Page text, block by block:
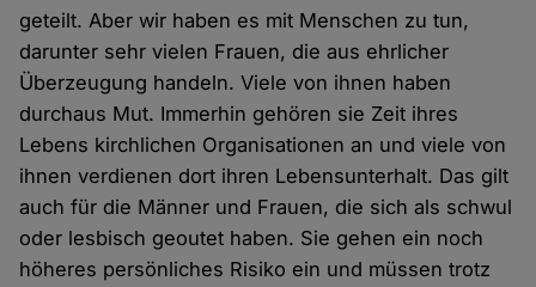
geteilt. Aber wir haben es mit Menschen zu tun,
darunter sehr vielen Frauen, die aus ehrlicher
Überzeugung handeln. Viele von ihnen haben
durchaus Mut. Immerhin gehören sie Zeit ihres
Lebens kirchlichen Organisationen an und viele von
ihnen verdienen dort ihren Lebensunterhalt. Das gilt
auch für die Männer und Frauen, die sich als schwul
oder lesbisch geoutet haben. Sie gehen ein noch
höheres persönliches Risiko ein und müssen trotz